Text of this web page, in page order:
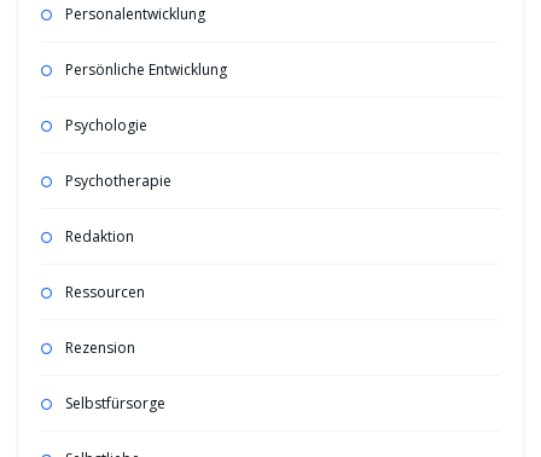
Personalentwicklung
Persönliche Entwicklung
Psychologie
Psychotherapie
Redaktion
Ressourcen
Rezension
Selbstfürsorge